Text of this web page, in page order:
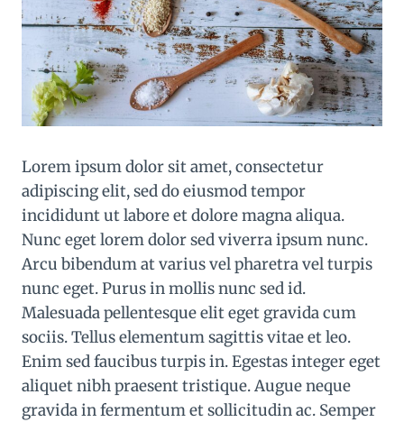
Lorem ipsum dolor sit amet, consectetur
adipiscing elit, sed do eiusmod tempor
incididunt ut labore et dolore magna aliqua.
Nunc eget lorem dolor sed viverra ipsum nunc.
Arcu bibendum at varius vel pharetra vel turpis
nunc eget. Purus in mollis nunc sed id.
Malesuada pellentesque elit eget gravida cum
sociis. Tellus elementum sagittis vitae et leo.
Enim sed faucibus turpis in. Egestas integer eget
aliquet nibh praesent tristique. Augue neque
gravida in fermentum et sollicitudin ac. Semper